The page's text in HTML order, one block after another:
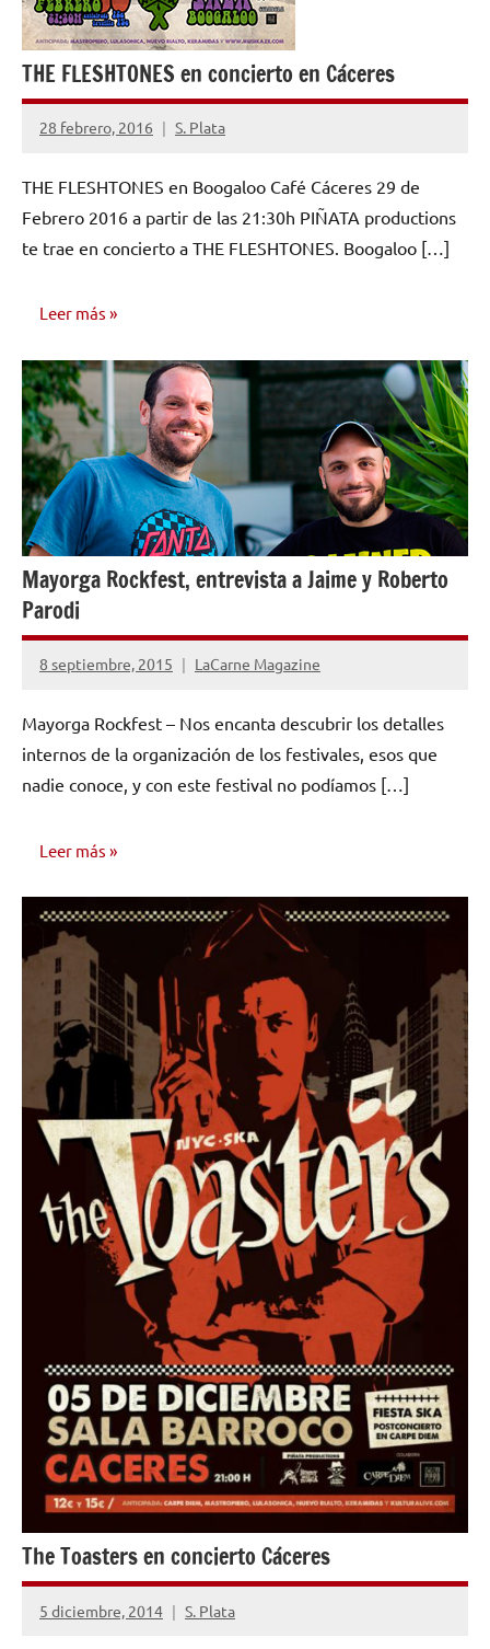
THE FLESHTONES en concierto en Cáceres
28 febrero, 2016 S. Plata
1
THE FLESHTONES en Boogaloo Café Cáceres 29 de
Febrero 2016 a partir de las 21:30h PIÑATA productions
te trae en concierto a THE FLESHTONES. Boogaloo […]
Leer más
NOTICIAS
Mayorga Rockfest, entrevista a Jaime y Roberto
Parodi
8 septiembre, 2015 LaCarne Magazine
No
comentarios
Mayorga Rockfest – Nos encanta descubrir los detalles
internos de la organización de los festivales, esos que
nadie conoce, y con este festival no podíamos […]
Leer más
ENTREVISTAS
The Toasters en concierto Cáceres
5 diciembre, 2014 S. Plata
No